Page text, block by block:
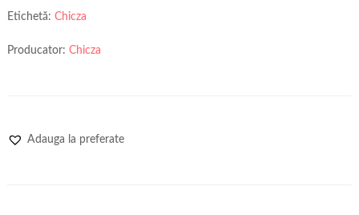
Etichetă: Chicza
Producator: Chicza
Adauga la preferate